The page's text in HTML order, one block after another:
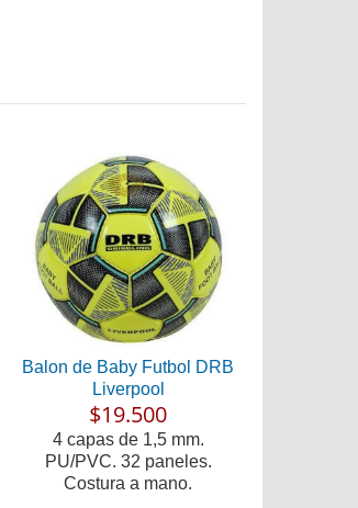
Balon de Baby Futbol DRB
Liverpool
$19.500
4 capas de 1,5 mm.
PU/PVC. 32 paneles.
Costura a mano.